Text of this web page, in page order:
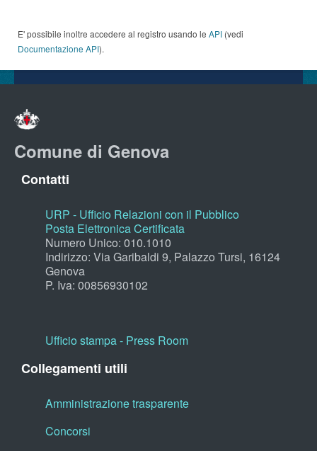
E' possibile inoltre accedere al registro usando le API (vedi
Documentazione API).
Comune di Genova
Contatti
URP - Ufficio Relazioni con il Pubblico
Posta Elettronica Certificata
Numero Unico: 010.1010
Indirizzo: Via Garibaldi 9, Palazzo Tursi, 16124
Genova
P. Iva: 00856930102
Ufficio stampa - Press Room
Collegamenti utili
Amministrazione trasparente
Concorsi